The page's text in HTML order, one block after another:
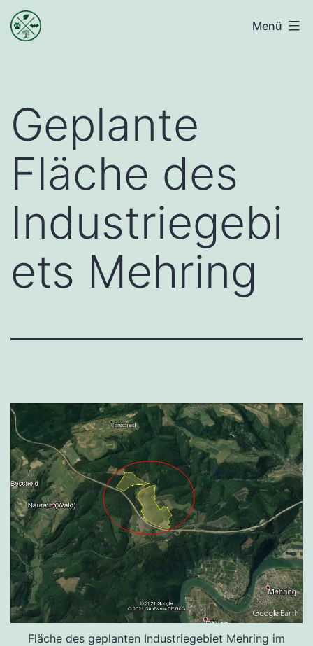
Zum
Inhalt
Bündnis
Menü
Geplante
Fläche des
Industriegebi
ets Mehring
Fläche des geplanten Industriegebiet Mehring im